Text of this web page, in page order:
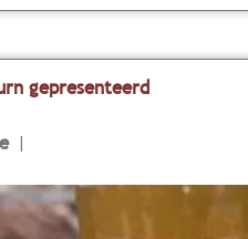
gepresenteerd
|